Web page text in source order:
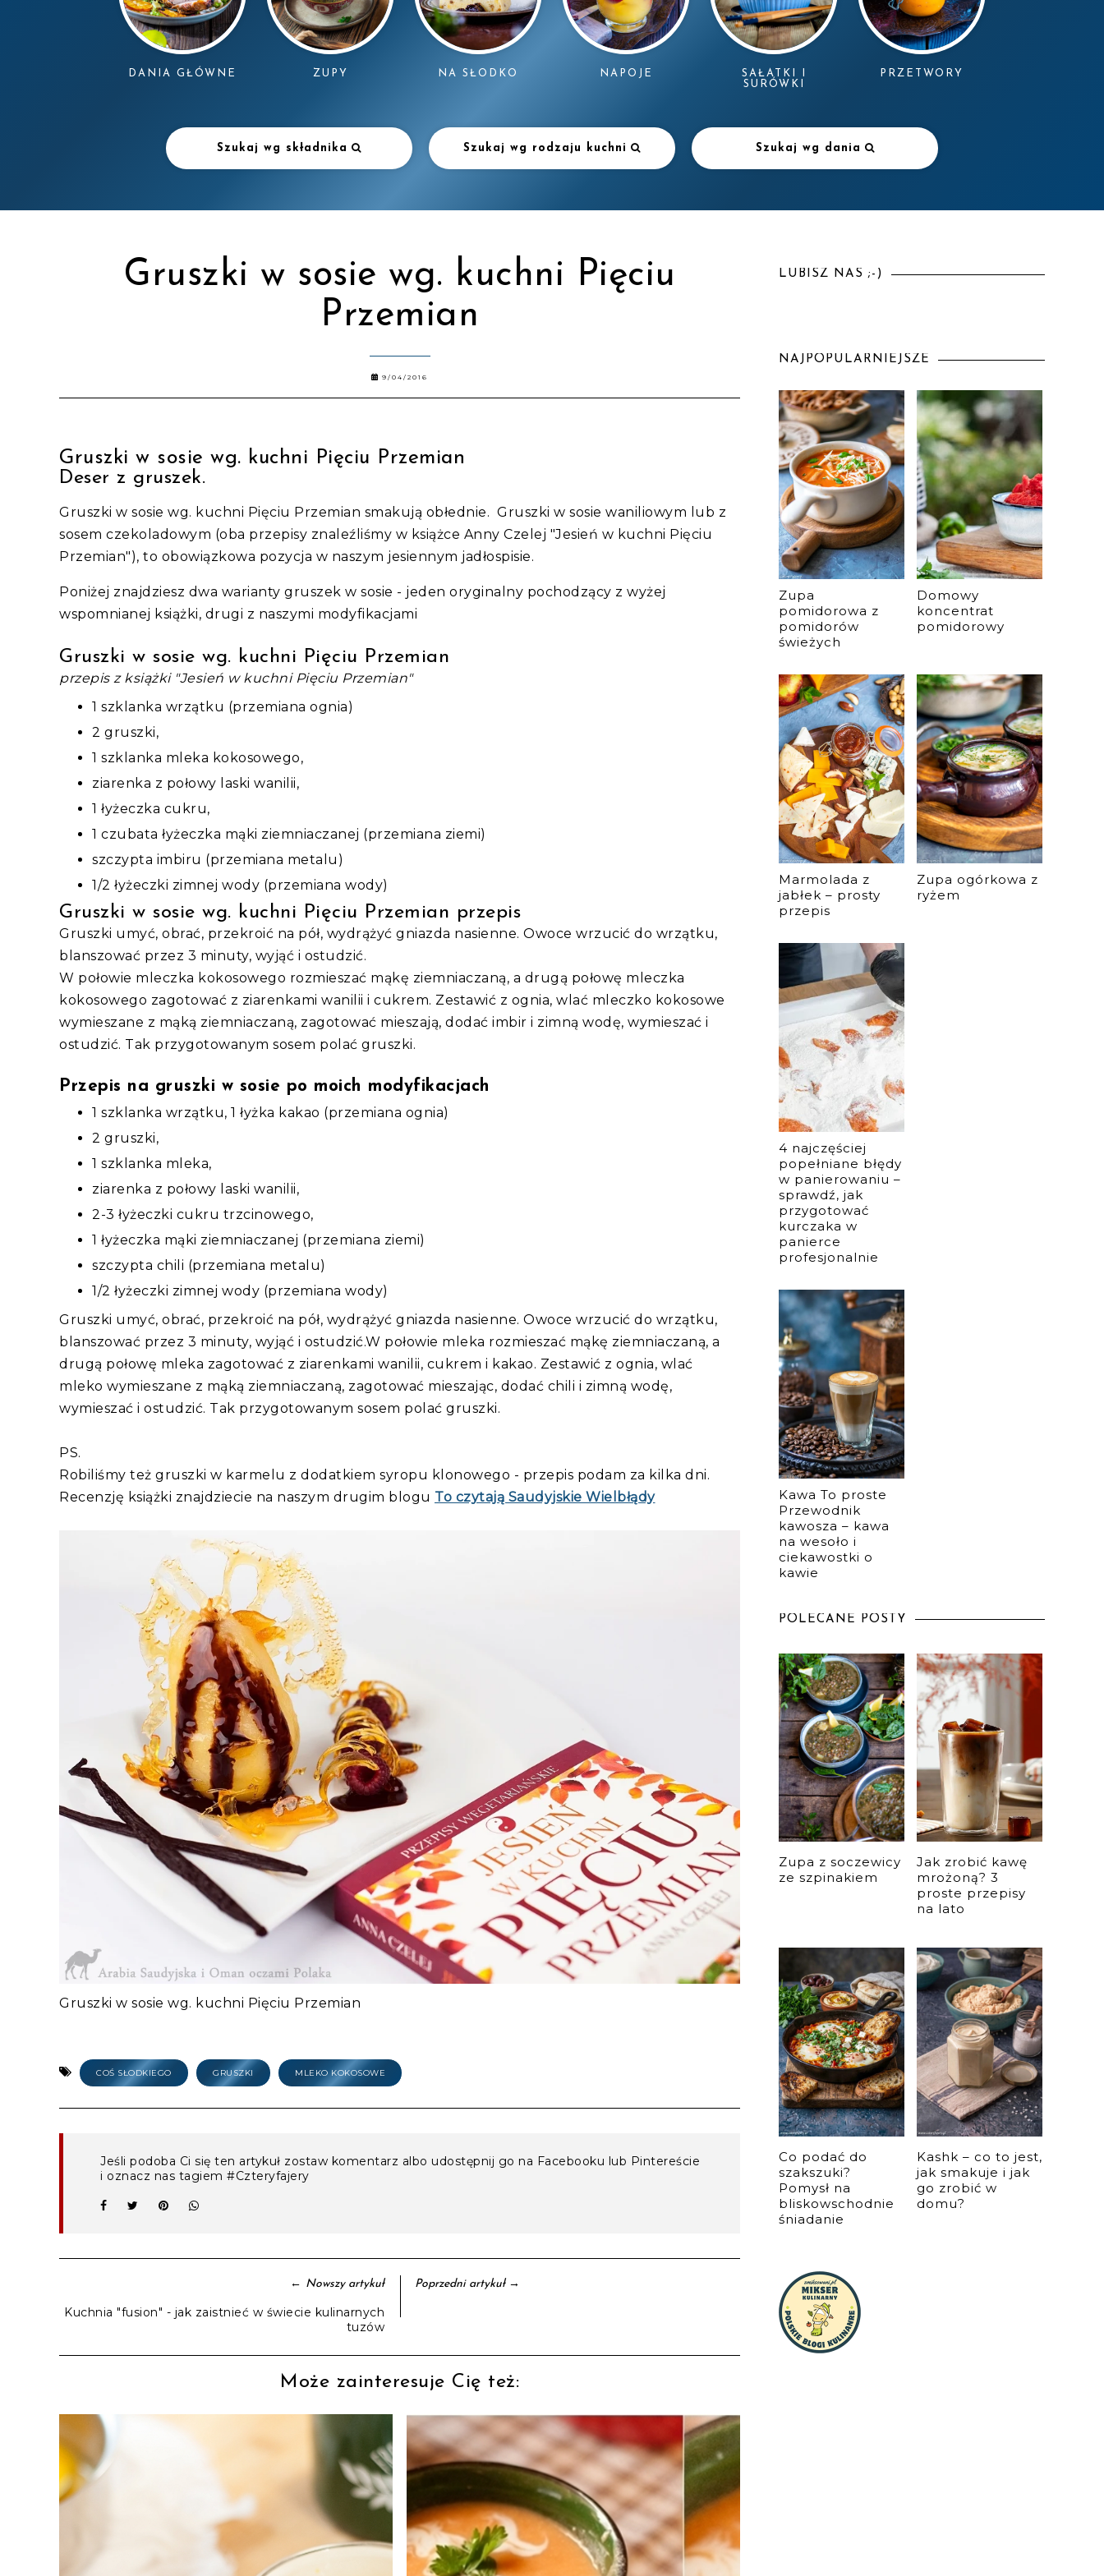
DANIA GŁÓWNE ZUPY NA SŁODKO NAPOJE
SAŁATKI I
SURÓWKI
PRZETWORY
Szukaj wg składnika Szukaj wg rodzaju kuchni Szukaj wg dania
Gruszki w sosie wg. kuchni Pięciu
Przemian
9/04/2016
Gruszki w sosie wg. kuchni Pięciu Przemian
Deser z gruszek.
Gruszki w sosie wg. kuchni Pięciu Przemian smakują obłednie. Gruszki w sosie waniliowym lub z
sosem czekoladowym (oba przepisy znaleźliśmy w książce Anny Czelej "Jesień w kuchni Pięciu
Przemian"), to obowiązkowa pozycja w naszym jesiennym jadłospisie.
Poniżej znajdziesz dwa warianty gruszek w sosie - jeden oryginalny pochodzący z wyżej
wspomnianej książki, drugi z naszymi modyfikacjami
Gruszki w sosie wg. kuchni Pięciu Przemian
przepis z książki "Jesień w kuchni Pięciu Przemian"
1 szklanka wrzątku (przemiana ognia)
2 gruszki,
1 szklanka mleka kokosowego,
ziarenka z połowy laski wanilii,
1 łyżeczka cukru,
1 czubata łyżeczka mąki ziemniaczanej (przemiana ziemi)
szczypta imbiru (przemiana metalu)
1/2 łyżeczki zimnej wody (przemiana wody)
Gruszki w sosie wg. kuchni Pięciu Przemian przepis
Gruszki umyć, obrać, przekroić na pół, wydrążyć gniazda nasienne. Owoce wrzucić do wrzątku,
blanszować przez 3 minuty, wyjąć i ostudzić.
W połowie mleczka kokosowego rozmieszać mąkę ziemniaczaną, a drugą połowę mleczka
kokosowego zagotować z ziarenkami wanilii i cukrem. Zestawić z ognia, wlać mleczko kokosowe
wymieszane z mąką ziemniaczaną, zagotować mieszają, dodać imbir i zimną wodę, wymieszać i
ostudzić. Tak przygotowanym sosem polać gruszki.
Przepis na gruszki w sosie po moich modyfikacjach
1 szklanka wrzątku, 1 łyżka kakao (przemiana ognia)
2 gruszki,
1 szklanka mleka,
ziarenka z połowy laski wanilii,
2-3 łyżeczki cukru trzcinowego,
1 łyżeczka mąki ziemniaczanej (przemiana ziemi)
szczypta chili (przemiana metalu)
1/2 łyżeczki zimnej wody (przemiana wody)
Gruszki umyć, obrać, przekroić na pół, wydrążyć gniazda nasienne. Owoce wrzucić do wrzątku,
blanszować przez 3 minuty, wyjąć i ostudzić.W połowie mleka rozmieszać mąkę ziemniaczaną, a
drugą połowę mleka zagotować z ziarenkami wanilii, cukrem i kakao. Zestawić z ognia, wlać
mleko wymieszane z mąką ziemniaczaną, zagotować mieszając, dodać chili i zimną wodę,
wymieszać i ostudzić. Tak przygotowanym sosem polać gruszki.
PS.
Robiliśmy też gruszki w karmelu z dodatkiem syropu klonowego - przepis podam za kilka dni.
Recenzję książki znajdziecie na naszym drugim blogu To czytają Saudyjskie Wielbłądy
Gruszki w sosie wg. kuchni Pięciu Przemian
COŚ SŁODKIEGO GRUSZKI MLEKO KOKOSOWE
Jeśli podoba Ci się ten artykuł zostaw komentarz albo udostępnij go na Facebooku lub Pintereście
i oznacz nas tagiem #Czteryfajery
← Nowszy artykuł
Kuchnia "fusion" - jak zaistnieć w świecie kulinarnych
tuzów
Poprzedni artykuł→
Może zainteresuje Cię też:
LUBISZ NAS ;-)
NAJPOPULARNIEJSZE
Zupa
pomidorowa z
pomidorów
świeżych
Domowy
koncentrat
pomidorowy
Marmolada z
jabłek – prosty
przepis
Zupa ogórkowa z
ryżem
4 najczęściej
popełniane błędy
w panierowaniu –
sprawdź, jak
przygotować
kurczaka w
panierce
profesjonalnie
Kawa To proste
Przewodnik
kawosza – kawa
na wesoło i
ciekawostki o
kawie
POLECANE POSTY
Zupa z soczewicy
ze szpinakiem
Jak zrobić kawę
mrożoną? 3
proste przepisy
na lato
Co podać do
szakszuki?
Pomysł na
bliskowschodnie
śniadanie
Kashk – co to jest,
jak smakuje i jak
go zrobić w
domu?